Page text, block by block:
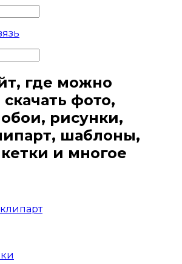
где можно
фото,
рисунки,
шаблоны,
и многое